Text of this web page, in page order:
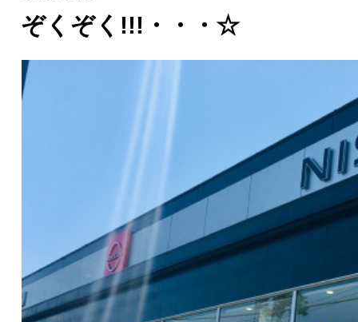
ぞくぞく!!!・・・☆